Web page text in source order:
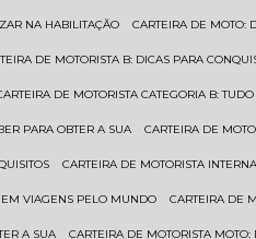
NA HABILITAÇÃO CARTEIRA DE
DE MOTORISTA B: DICAS PARA
CARTEIRA DE MOTORISTA CATEGORIA B:
PARA OBTER A SUA CARTEIRA DE
CARTEIRA DE MOTORISTA
EM VIAGENS PELO MUNDO CARTEIRA DE
A SUA CARTEIRA DE MOTORISTA